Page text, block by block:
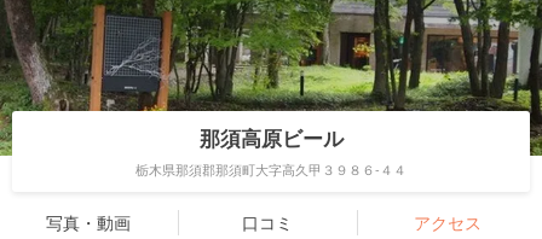
那須高原ビール
栃木県那須郡那須町大字高久甲３９８６-４４
写真・動画 口コミ アクセス